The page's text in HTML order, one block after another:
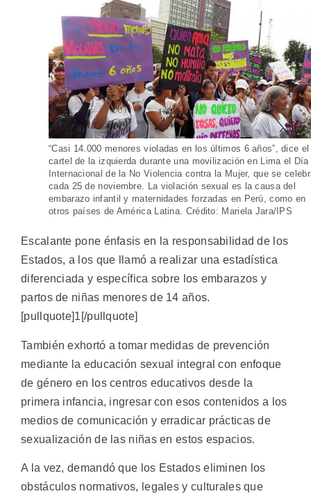
“Casi 14.000 menores violadas en los últimos 6 años”, dice el
cartel de la izquierda durante una movilización en Lima el Día
Internacional de la No Violencia contra la Mujer, que se
cada 25 de noviembre. La violación sexual es la causa del
embarazo infantil y maternidades forzadas en Perú, como en
otros países de América Latina. Crédito: Mariela Jara/IPS
Escalante pone énfasis en la responsabilidad de los
Estados, a los que llamó a realizar una estadística
diferenciada y específica sobre los embarazos y
partos de niñas menores de 14 años.
[pullquote]1[/pullquote]
También exhortó a tomar medidas de prevención
mediante la educación sexual integral con enfoque
de género en los centros educativos desde la
primera infancia, ingresar con esos contenidos a los
medios de comunicación y erradicar prácticas de
sexualización de las niñas en estos espacios.
A la vez, demandó que los Estados eliminen los
obstáculos normativos, legales y culturales que